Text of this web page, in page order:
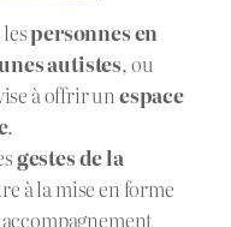
lespersonnes en
autistes, ou
à offrir unespace
.
gestes de la
à la mise en forme